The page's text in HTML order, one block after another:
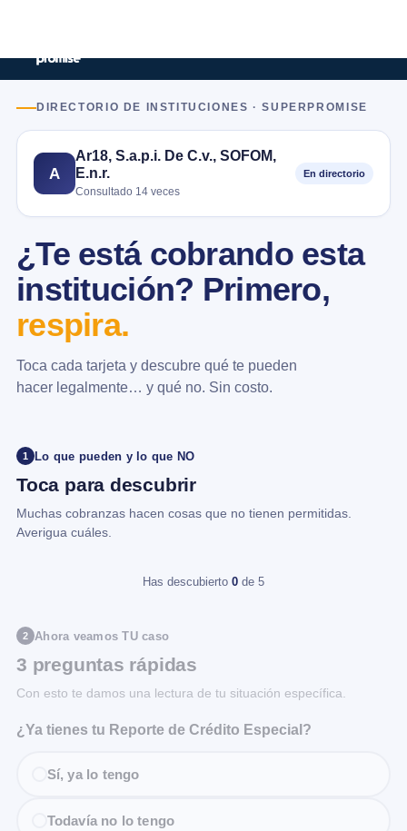
DIRECTORIO DE INSTITUCIONES · SUPERPROMISE
A
Ar18, S.a.p.i. De C.v., SOFOM,
E.n.r.
Consultado 14 veces
En directorio
¿Te está cobrando esta
institución? Primero,
respira.
Toca cada tarjeta y descubre qué te pueden
hacer legalmente… y qué no. Sin costo.
1 Lo que pueden y lo que NO
Toca para descubrir
Muchas cobranzas hacen cosas que no tienen permitidas.
Averigua cuáles.
Has descubierto 0 de 5
2 Ahora veamos TU caso
3 preguntas rápidas
Con esto te damos una lectura de tu situación específica.
¿Ya tienes tu Reporte de Crédito Especial?
Sí, ya lo tengo
Todavía no lo tengo